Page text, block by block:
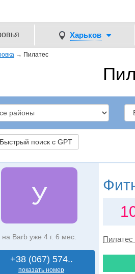
Харьков
→ Пилатес
поиск с GPT
У
на Barb уже 4 г. 6 мес.
+38 (067) 574..
показать номер
Пилатес